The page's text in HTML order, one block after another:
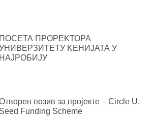
ПОСЕТА ПРОРЕKТОРА
KЕНИЈАТА У
НАЈРОБИЈУ
позив за пројекте – Circle U.
Seed Funding Scheme